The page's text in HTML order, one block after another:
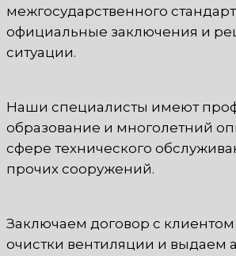
межгосударственного
официальные заключения и
ситуации.
Наши специалисты имеют
образование и многолетний
сфере технического
прочих сооружений.
Заключаем договор с
очистки вентиляции и выдаем